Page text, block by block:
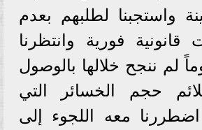
واستجبنا لطلبهم بعدم
قانونية فورية وانتظرنا
لم ننجح خلالها بالوصول
حجم الخسائر التي
اضطررنا معه اللجوء إلى